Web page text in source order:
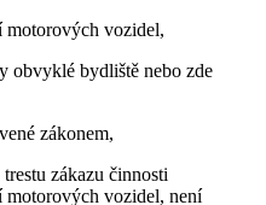
motorových vozidel,
obvyklé bydliště nebo zde
zákonem,
zákazu činnosti
motorových vozidel, není